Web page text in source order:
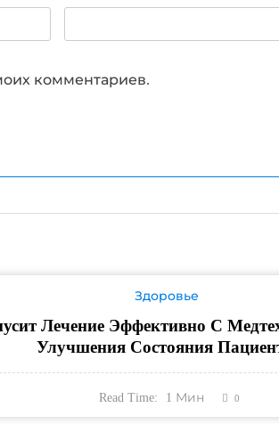
комментариев.
Здоровье
Лечение Эффективно С
Улучшения Состояния
Read Time: 1 Мин 0